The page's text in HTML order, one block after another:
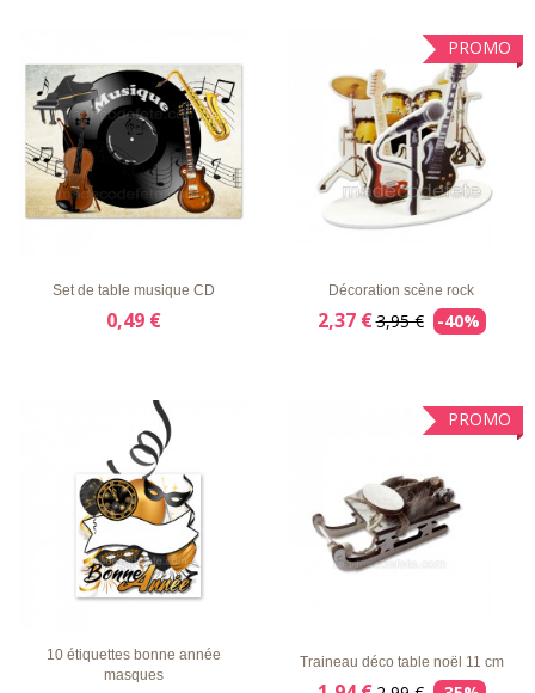
Set de table musique CD
0,49 €
PROMO
LISTE
APERÇU
Décoration scène rock
2,37 €3,95 € -40%
APERÇU
DÉTAILS
10 étiquettes bonne année
masques
PROMO
Traineau déco table noël 11 cm